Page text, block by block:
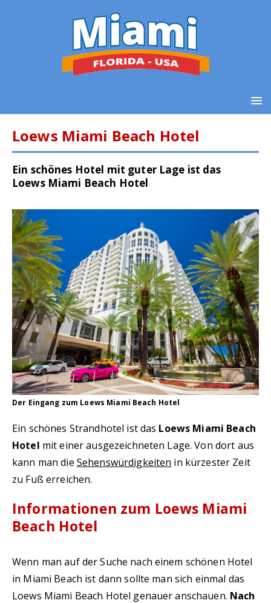
Loews Miami Beach Hotel
Ein schönes Hotel mit guter Lage ist das
Loews Miami Beach Hotel
Der Eingang zum Loews Miami Beach Hotel
Ein schönes Strandhotel ist das Loews Miami Beach
Hotel mit einer ausgezeichneten Lage. Von dort aus
kann man die Sehenswürdigkeiten in kürzester Zeit
zu Fuß erreichen.
Informationen zum Loews Miami
Beach Hotel
Wenn man auf der Suche nach einem schönen Hotel
in Miami Beach ist dann sollte man sich einmal das
Loews Miami Beach Hotel genauer anschauen. Nach